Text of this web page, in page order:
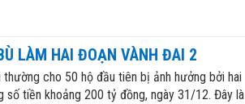
LÀM HAI ĐOẠN VÀNH ĐAI 2
cho 50 hộ đầu tiên bị ảnh hưởng bởi hai
số tiền khoảng 200 tỷ đồng, ngày 31/12. Đây là